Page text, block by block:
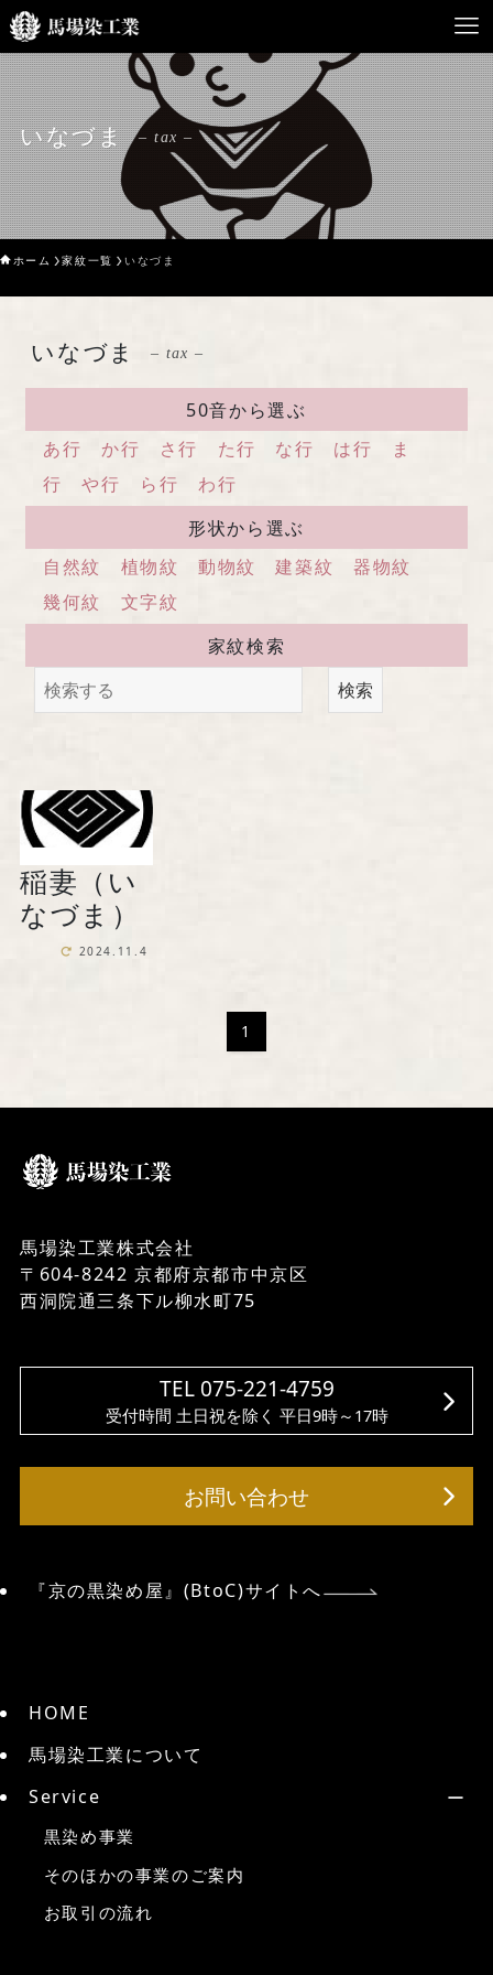
HOME
馬場染工業について
Service
企業案内
ライブラリー
お問い合わせ
馬場染工業株式会社
〒604-8242 京都府京都市中京区
西洞院通三条下ル柳水町75
TEL 075-221-4759
受付時間 土日祝を除く 平日9時～17時
『京の黒染め屋』（BtoC）サイトへ
いなづま – tax –
ホーム 家紋一覧 いなづま
いなづま – tax –
50音から選ぶ
あ行
か行 さ行 た行 な行 は行
ま
行
や行 ら行
わ行
形状から選ぶ
自然紋
植物紋 動物紋 建築紋
器物紋
幾何紋
文字紋
家紋検索
検索
稲妻（い
なづま）
2024.11.4
1
馬場染工業株式会社
〒604-8242 京都府京都市中京区
西洞院通三条下ル柳水町75
TEL 075-221-4759
受付時間 土日祝を除く 平日9時～17時
お問い合わせ
『京の黒染め屋』(BtoC)サイトへ
HOME
馬場染工業について
Service
黒染め事業
そのほかの事業のご案内
お取引の流れ